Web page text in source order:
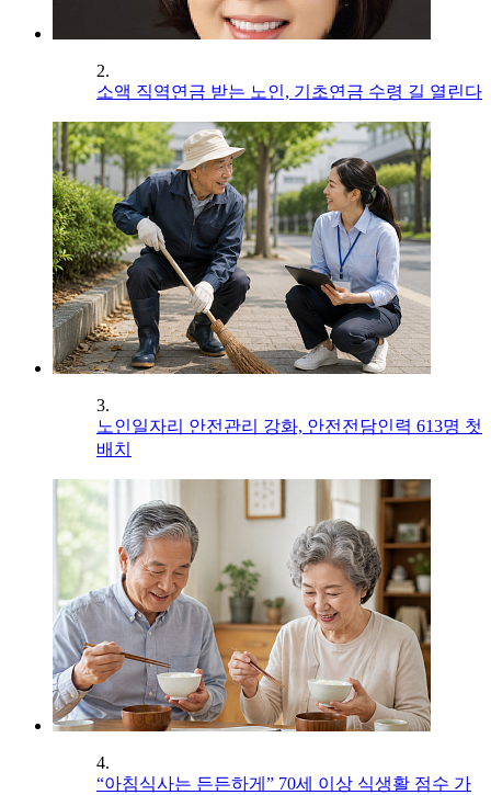
2.
소액 직역연금 받는 노인, 기초연금 수령 길 열린다
3.
노인일자리 안전관리 강화, 안전전담인력 613명 첫
배치
4.
“아침식사는 든든하게” 70세 이상 식생활 점수 가